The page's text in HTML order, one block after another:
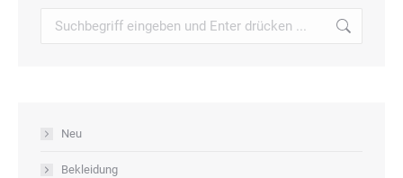
Produktseite
Die
Neu
Bekleidung